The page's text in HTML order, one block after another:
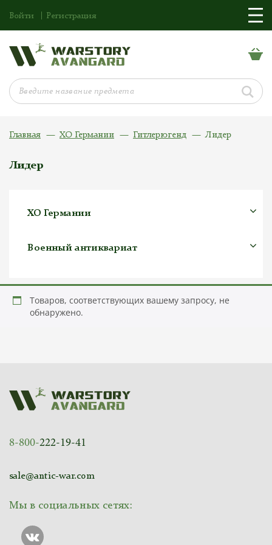
Войти Регистрация
Главная ХО Германии Гитлерюгенд Лидер
Лидер
ХО Германии
Военный антиквариат
Товаров, соответствующих вашему запросу, не
обнаружено.
8-800-222-19-41
sale@antic-war.com
Мы в социальных сетях: